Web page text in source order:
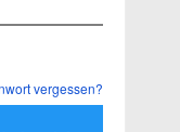
vergessen?